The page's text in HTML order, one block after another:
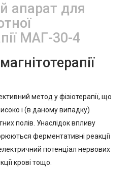
апарат для
МАГ-30-4
метод у фізіотерапії, що
і (в даному випадку)
полів. Унаслідок впливу
ферментативні реакції
потенціал нервових
крові тощо.